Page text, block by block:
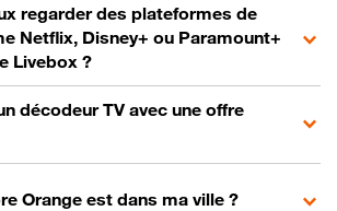
regarder des plateformes de
Netflix, Disney+ ou Paramount+
Livebox ?
décodeur TV avec une offre
Orange est dans ma ville ?